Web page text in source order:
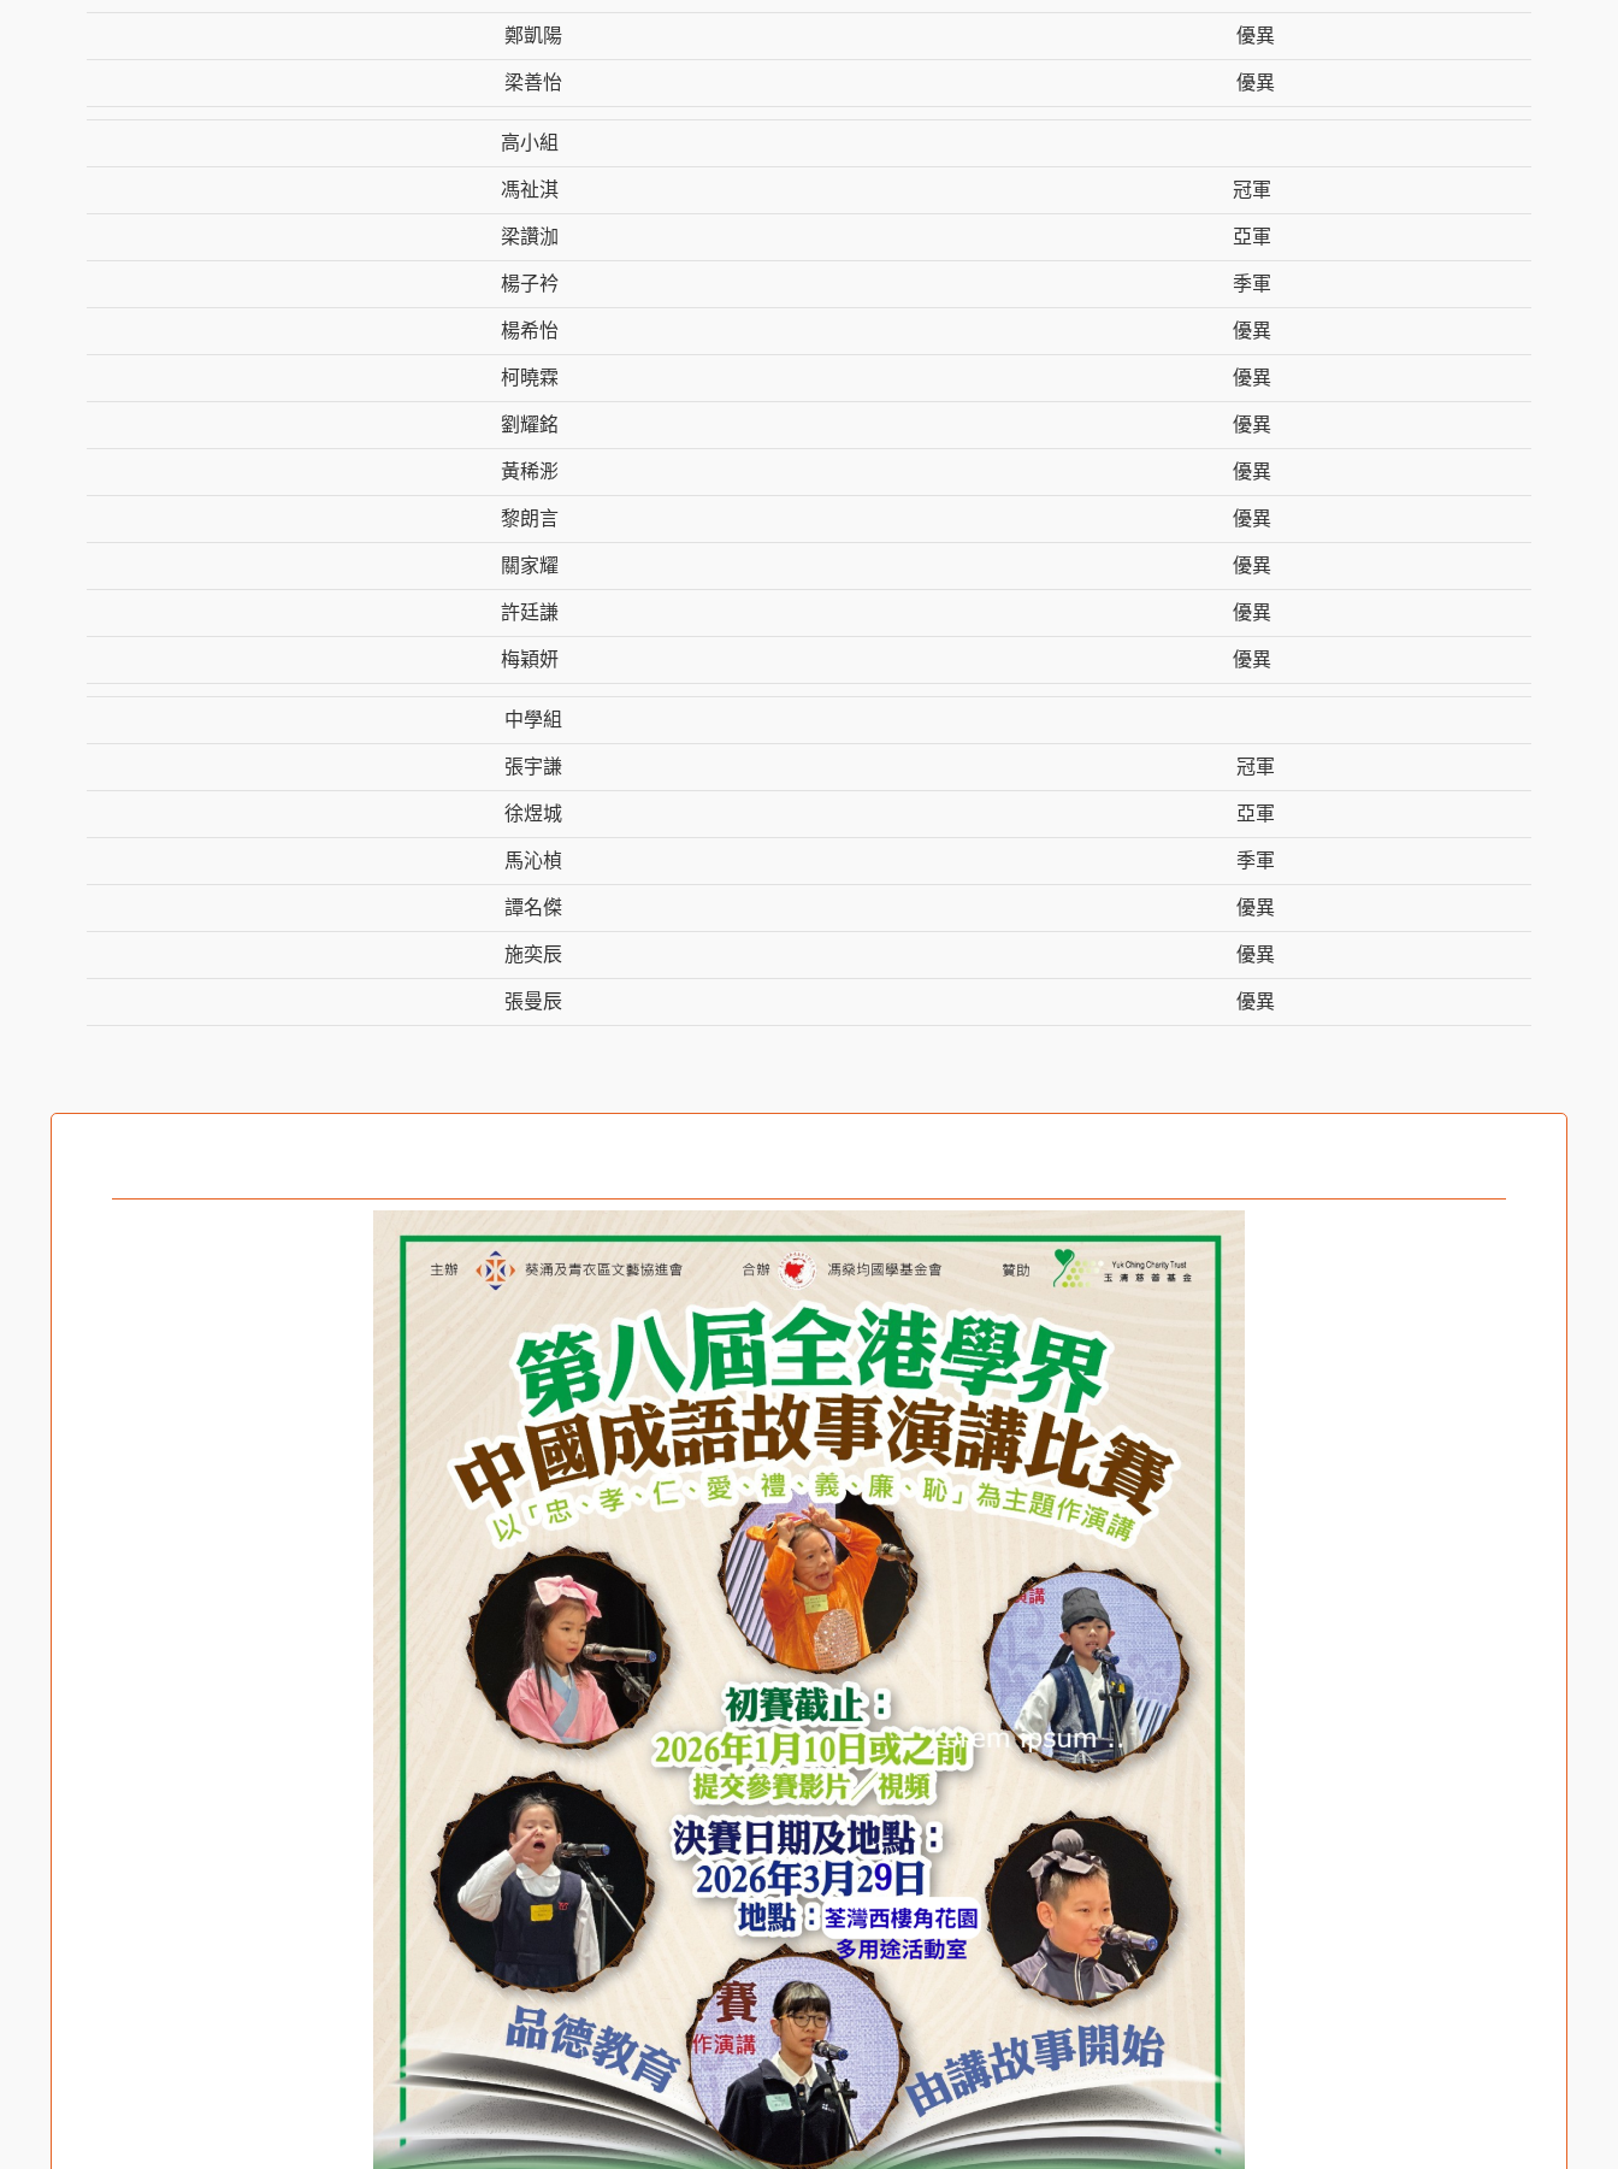
鄭凱陽 優異
梁善怡 優異
高小組
馮祉淇 冠軍
梁讚泇 亞軍
楊子衿 季軍
楊希怡 優異
柯曉霖 優異
劉耀銘 優異
黃稀浵 優異
黎朗言 優異
關家耀 優異
許廷謙 優異
梅穎妍 優異
中學組
張宇謙 冠軍
徐煜城 亞軍
馬沁楨 季軍
譚名𠎀 優異
施奕辰 優異
張曼辰 優異